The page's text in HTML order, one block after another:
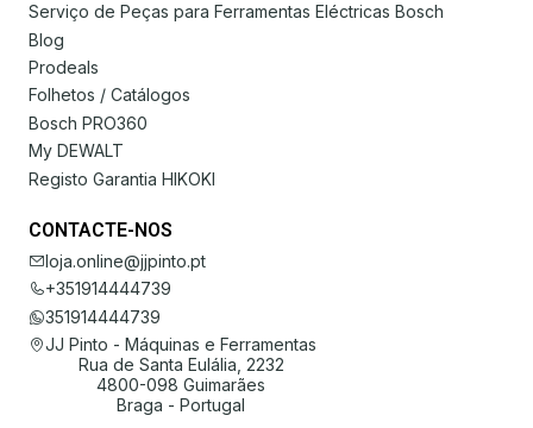
Serviço de Peças para Ferramentas Eléctricas Bosch
Blog
Prodeals
Folhetos / Catálogos
Bosch PRO360
My DEWALT
Registo Garantia HIKOKI
CONTACTE-NOS
loja.online@jjpinto.pt
+351914444739
351914444739
JJ Pinto - Máquinas e Ferramentas
Rua de Santa Eulália, 2232
4800-098 Guimarães
Braga - Portugal